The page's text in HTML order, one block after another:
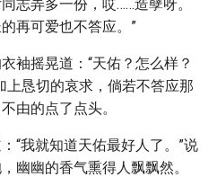
志弄多一份，哎……造孽呀。
再可爱也不答应。”
袖摇晃道：“天佑？怎么样？
上恳切的哀求，倘若不答应那
由的点了点头。
“我就知道天佑最好人了。”说
幽幽的香气熏得人飘飘然。